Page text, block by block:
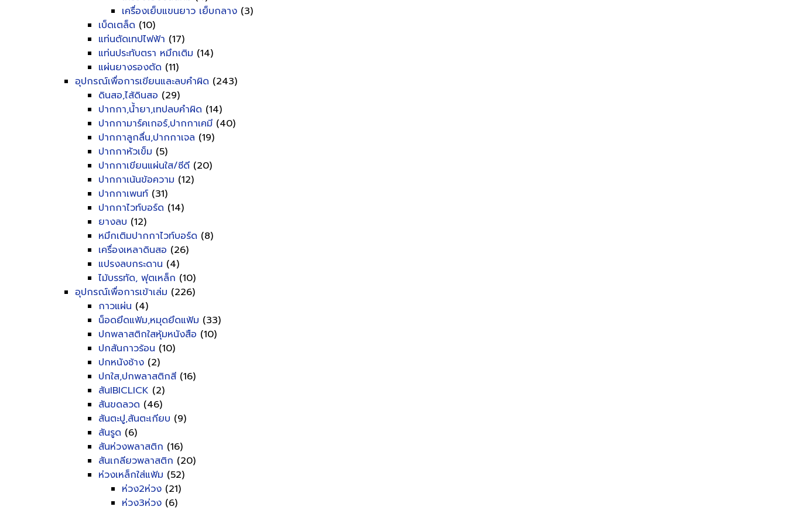
เครื่องเย็บแขนยาว เย็บกลาง (3)
เบ็ดเตล็ด (10)
แท่นตัดเทปไฟฟ้า (17)
แท่นประทับตรา หมึกเติม (14)
แผ่นยางรองตัด (11)
อุปกรณ์เพื่อการเขียนและลบคำผิด (243)
ดินสอ,ไส้ดินสอ (29)
ปากกา,น้ำยา,เทปลบคำผิด (14)
ปากกามาร์คเกอร์,ปากกาเคมี (40)
ปากกาลูกลื่น,ปากกาเจล (19)
ปากกาหัวเข็ม (5)
ปากกาเขียนแผ่นใส/ซีดี (20)
ปากกาเน้นข้อความ (12)
ปากกาเพนท์ (31)
ปากกาไวท์บอร์ด (14)
ยางลบ (12)
หมึกเติมปากกาไวท์บอร์ด (8)
เครื่องเหลาดินสอ (26)
แปรงลบกระดาน (4)
ไม้บรรทัด, ฟุตเหล็ก (10)
อุปกรณ์เพื่อการเข้าเล่ม (226)
กาวแผ่น (4)
น็อดยึดแฟ้ม,หมุดยึดแฟ้ม (33)
ปกพลาสติกใสหุ้มหนังสือ (10)
ปกสันกาวร้อน (10)
ปกหนังช้าง (2)
ปกใส,ปกพลาสติกสี (16)
สันIBICLICK (2)
สันขดลวด (46)
สันตะปู,สันตะเกียบ (9)
สันรูด (6)
สันห่วงพลาสติก (16)
สันเกลียวพลาสติก (20)
ห่วงเหล็กใส่แฟ้ม (52)
ห่วง2ห่วง (21)
ห่วง3ห่วง (6)